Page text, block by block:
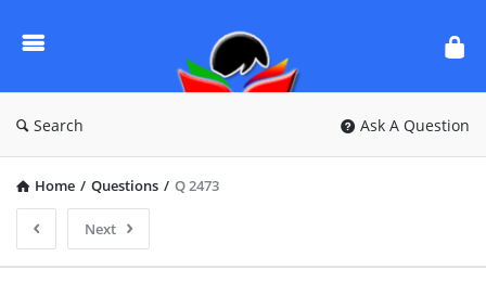
Questions
Search Ask A Question
Home / Questions / Q 2473
Next